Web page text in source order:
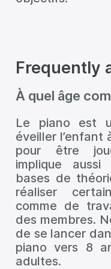
Frequently
À quel âge
Le piano est
éveiller l’enfant
pour être
implique
bases de
réaliser
comme de
des membres.
de se lancer
piano vers 8
adultes.